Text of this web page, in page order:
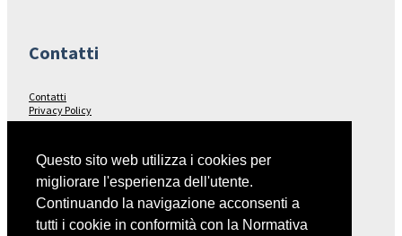
Contatti
Contatti
Privacy Policy
Seguici su…
Facebook
Questo sito web utilizza i cookies per
migliorare l'esperienza dell'utente.
Continuando la navigazione acconsenti a
tutti i cookie in conformità con la Normativa